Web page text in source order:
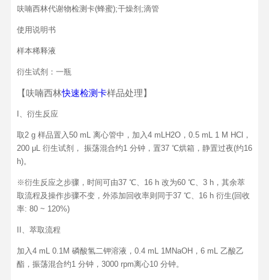
呋喃西林代谢物检测卡(蜂蜜);干燥剂;滴管
使用说明书
样本稀释液
衍生试剂：一瓶
【呋喃西林快速检测卡样品处理】
I、衍生反应
取2 g 样品置入50 mL 离心管中，加入4 mLH2O，0.5 mL 1 M HCl，
200 μL 衍生试剂， 振荡混合约1 分钟，置37 ℃烘箱，静置过夜(约16
h)。
※衍生反应之步骤，时间可由37 ℃、16 h 改为60 ℃、3 h，其余萃
取流程及操作步骤不变，外添加回收率则同于37 ℃、16 h 衍生(回收
率: 80 ~ 120%)
II、萃取流程
加入4 mL 0.1M 磷酸氢二钾溶液，0.4 mL 1MNaOH，6 mL 乙酸乙
酯，振荡混合约1 分钟，3000 rpm离心10 分钟。